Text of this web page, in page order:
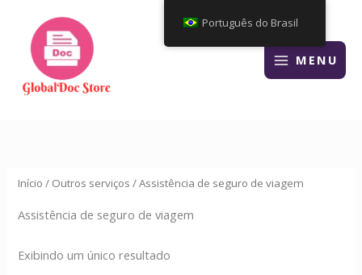
conteúdo
MENU
Início / Outros serviços / Assistência de seguro de viagem
Assistência de seguro de viagem
Exibindo um único resultado
Português do Brasil